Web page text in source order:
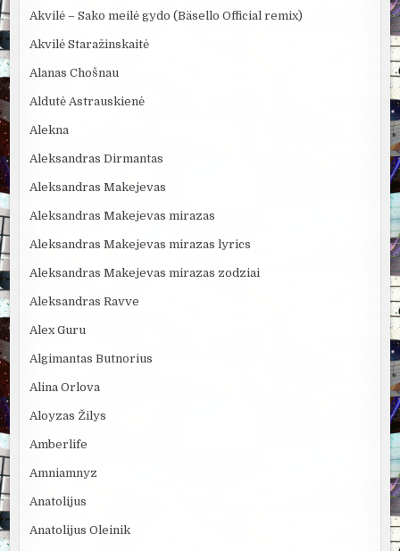
Akvilė – Sako meilė gydo (Bäsello Official remix)
Akvilė Staražinskaitė
Alanas Chošnau
Aldutė Astrauskienė
Alekna
Aleksandras Dirmantas
Aleksandras Makejevas
Aleksandras Makejevas mirazas
Aleksandras Makejevas mirazas lyrics
Aleksandras Makejevas mirazas zodziai
Aleksandras Ravve
Alex Guru
Algimantas Butnorius
Alina Orlova
Aloyzas Žilys
Amberlife
Amniamnyz
Anatolijus
Anatolijus Oleinik